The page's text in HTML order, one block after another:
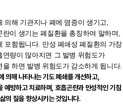
해 기관지나 폐에 염증이 생기고,
이 생기는 폐질환을 총칭하여 말하며,
포함됩니다. 만성 폐쇄성 폐질환의 가장
량이 많아지면 그 발병 위험도가
하면 발병 위험도가 감소하게 됩니다.
의해 나타나는 기도 폐쇄를 개선하고,
예방하고 치료하며, 호흡곤란과 만성적인 기침
의 질을 향상시키는 것입니다.